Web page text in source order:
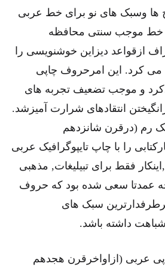
ها وسبک های نو برای خط عربی
خط موجب سنتی محافظه
ازقواعد دیزاین خوشنویسی را
می کرد. این امرحروف چاپی
و موجب تضعیف تجربه های
انتقادهای شرارت آمیزشد.
رم (درقرن شانزدهم
را با چاپ تایپوگرافیک عربی
فقط برای تبیلیغات, مذهبی
عمدتا سعی شده بود که حروف
سبک های
داشته باشد.
عربی (ازاواخرقرن هجدهم